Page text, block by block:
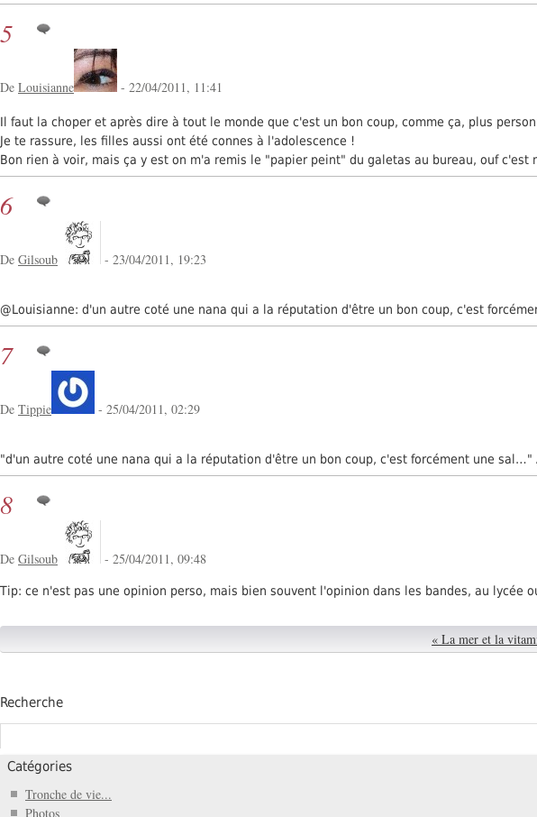
5
De Louisianne - 22/04/2011, 11:41
Il faut la choper et après dire à tout le monde que c'est un bon coup, comme ça, plus
Je te rassure, les filles aussi ont été connes à l'adolescence !
Bon rien à voir, mais ça y est on m'a remis le "papier peint" du galetas au bureau, ouf c'est
6
De Gilsoub - 23/04/2011, 19:23
@Louisianne: d'un autre coté une nana qui a la réputation d'être un bon coup, c'est
7
De Tippie - 25/04/2011, 02:29
"d'un autre coté une nana qui a la réputation d'être un bon coup, c'est forcément une sal…"
8
De Gilsoub - 25/04/2011, 09:48
Tip: ce n'est pas une opinion perso, mais bien souvent l'opinion dans les bandes, au
« La mer et la
Recherche
Catégories
Tronche de vie...
Photos